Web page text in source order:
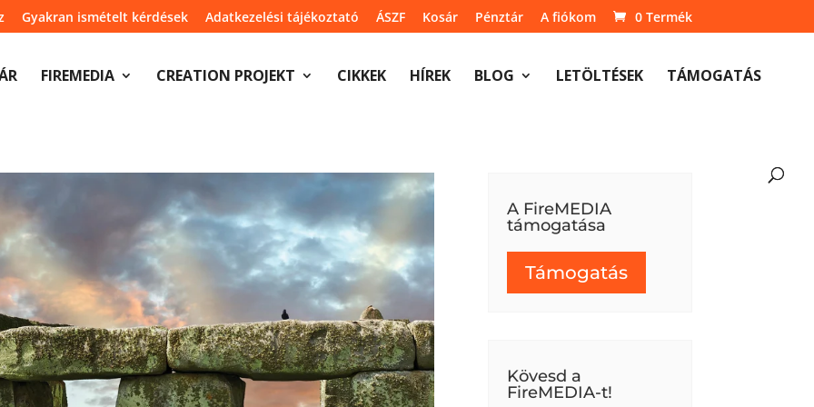
Gyakran ismételt kérdések Adatkezelési tájékoztató ÁSZF Kosár Pénztár A fiókom 0 Termék
FIREMEDIA CREATION PROJEKT CIKKEK HÍREK BLOG LETÖLTÉSEK TÁMOGATÁS
A FireMEDIA
támogatása
Támogatás
Kövesd a
FireMEDIA-t!